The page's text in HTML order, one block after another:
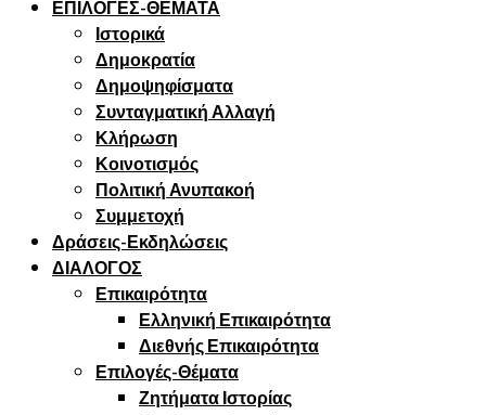
ΕΠΙΛΟΓΕΣ-ΘΕΜΑΤΑ
Ιστορικά
Δημοκρατία
Δημοψηφίσματα
Συνταγματική Αλλαγή
Κλήρωση
Κοινοτισμός
Πολιτική Ανυπακοή
Συμμετοχή
Δράσεις-Εκδηλώσεις
ΔΙΑΛΟΓΟΣ
Επικαιρότητα
Ελληνική Επικαιρότητα
Διεθνής Επικαιρότητα
Επιλογές-Θέματα
Ζητήματα Ιστορίας